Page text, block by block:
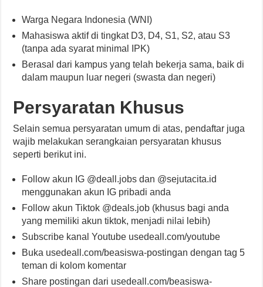
Warga Negara Indonesia (WNI)
Mahasiswa aktif di tingkat D3, D4, S1, S2, atau S3
(tanpa ada syarat minimal IPK)
Berasal dari kampus yang telah bekerja sama, baik di
dalam maupun luar negeri (swasta dan negeri)
Persyaratan Khusus
Selain semua persyaratan umum di atas, pendaftar juga
wajib melakukan serangkaian persyaratan khusus
seperti berikut ini.
Follow akun IG @deall.jobs dan @sejutacita.id
menggunakan akun IG pribadi anda
Follow akun Tiktok @deals.job (khusus bagi anda
yang memiliki akun tiktok, menjadi nilai lebih)
Subscribe kanal Youtube usedeall.com/youtube
Buka usedeall.com/beasiswa-postingan dengan tag 5
teman di kolom komentar
Share postingan dari usedeall.com/beasiswa-